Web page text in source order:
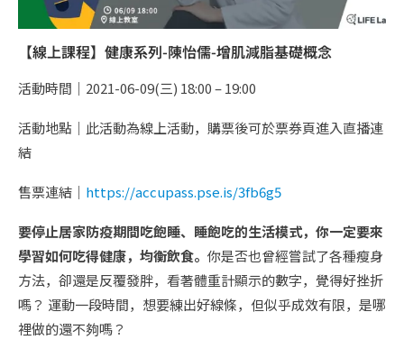
【線上課程】健康系列-陳怡儒-增肌減脂基礎概念
活動時間｜2021-06-09(三) 18:00 – 19:00
活動地點｜此活動為線上活動，購票後可於票券頁進入直播連
結
售票連結｜ https://accupass.pse.is/3fb6g5
要停止居家防疫期間吃飽睡、睡飽吃的生活模式，你一定要來
學習如何吃得健康，均衡飲食。 你是否也曾經嘗試了各種瘦身
方法，卻還是反覆發胖，看著體重計顯示的數字，覺得好挫折
嗎？ 運動一段時間，想要練出好線條，但似乎成效有限，是哪
裡做的還不夠嗎？